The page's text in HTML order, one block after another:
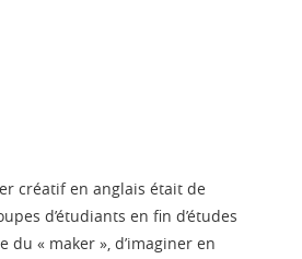
créatif en anglais était de
d’étudiants en fin d’études
du « maker », d’imaginer en